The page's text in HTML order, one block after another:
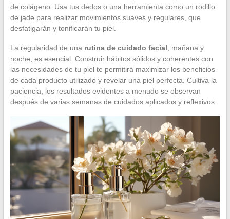
de colágeno. Usa tus dedos o una herramienta como un rodillo
de jade para realizar movimientos suaves y regulares, que
desfatigarán y tonificarán tu piel.
La regularidad de una rutina de cuidado facial , mañana y
noche, es esencial. Construir hábitos sólidos y coherentes con
las necesidades de tu piel te permitirá maximizar los beneficios
de cada producto utilizado y revelar una piel perfecta. Cultiva la
paciencia, los resultados evidentes a menudo se observan
después de varias semanas de cuidados aplicados y reflexivos.